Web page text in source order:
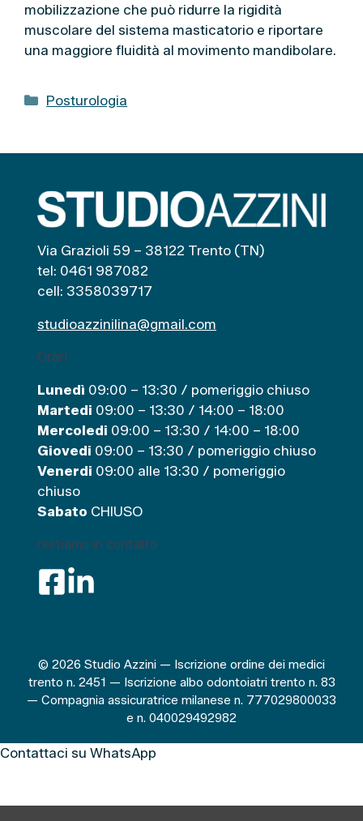
mobilizzazione che può ridurre la rigidità
muscolare del sistema masticatorio e riportare
una maggiore fluidità al movimento mandibolare.
C
e
o
r
e
Posturologia
Via Grazioli 59 – 38122 Trento (TN)
tel: 0461 987082
cell: 3358039717
studioazzinilina@gmail.com
Orari
Lunedì 09:00 – 13:30 / pomeriggio chiuso
Martedi 09:00 – 13:30 / 14:00 – 18:00
Mercoledi 09:00 – 13:30 / 14:00 – 18:00
Giovedi 09:00 – 13:30 / pomeriggio chiuso
Venerdi 09:00 alle 13:30 / pomeriggio
chiuso
Sabato CHIUSO
restiamo in contatto
© 2026 Studio Azzini — Iscrizione ordine dei medici
trento n. 2451 — Iscrizione albo odontoiatri trento n. 83
— Compagnia assicuratrice milanese n. 777029800033
e n. 040029492982
Contattaci su WhatsApp